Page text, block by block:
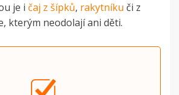
je i čaj z šípků, rakytníku či z
kterým neodolají ani děti.